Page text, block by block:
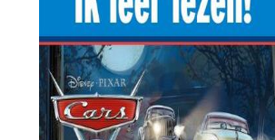
Aanmelden
We gebruiken je gegevens om
overeenstemming met ons